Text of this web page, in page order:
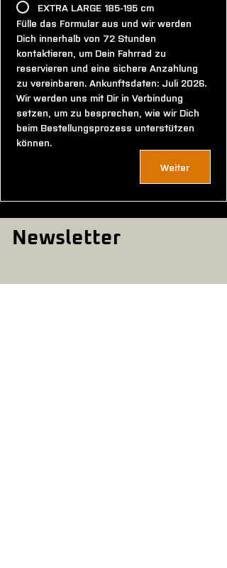
EXTRA LARGE 185-195 cm
Fülle das Formular aus und wir werden
Dich innerhalb von 72 Stunden
kontaktieren, um Dein Fahrrad zu
reservieren und eine sichere Anzahlung
zu vereinbaren.​ Ankunftsdaten: Juli 2026​.
Wir werden uns mit Dir in Verbindung
setzen, um zu besprechen, wie wir Dich
beim Bestellungsprozess unterstützen
können.
Weiter
Newsletter